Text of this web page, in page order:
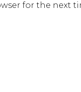
for the next